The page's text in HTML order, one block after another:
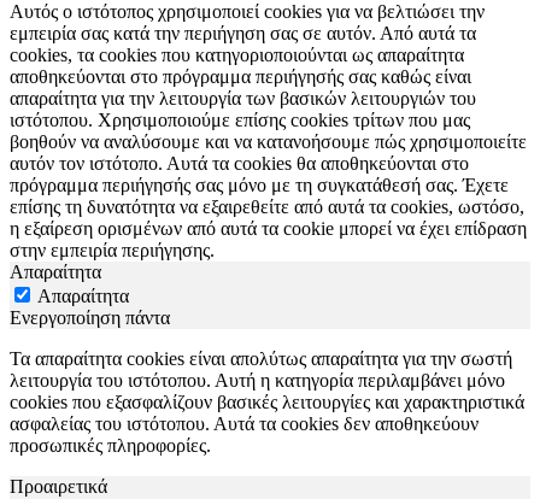
Αυτός ο ιστότοπος χρησιμοποιεί cookies για να βελτιώσει την
εμπειρία σας κατά την περιήγηση σας σε αυτόν. Από αυτά τα
cookies, τα cookies που κατηγοριοποιούνται ως απαραίτητα
αποθηκεύονται στο πρόγραμμα περιήγησής σας καθώς είναι
απαραίτητα για την λειτουργία των βασικών λειτουργιών του
ιστότοπου. Χρησιμοποιούμε επίσης cookies τρίτων που μας
βοηθούν να αναλύσουμε και να κατανοήσουμε πώς χρησιμοποιείτε
αυτόν τον ιστότοπο. Αυτά τα cookies θα αποθηκεύονται στο
πρόγραμμα περιήγησής σας μόνο με τη συγκατάθεσή σας. Έχετε
επίσης τη δυνατότητα να εξαιρεθείτε από αυτά τα cookies, ωστόσο,
η εξαίρεση ορισμένων από αυτά τα cookie μπορεί να έχει επίδραση
στην εμπειρία περιήγησης.
Απαραίτητα
Απαραίτητα
Ενεργοποίηση πάντα
Τα απαραίτητα cookies είναι απολύτως απαραίτητα για την σωστή
λειτουργία του ιστότοπου. Αυτή η κατηγορία περιλαμβάνει μόνο
cookies που εξασφαλίζουν βασικές λειτουργίες και χαρακτηριστικά
ασφαλείας του ιστότοπου. Αυτά τα cookies δεν αποθηκεύουν
προσωπικές πληροφορίες.
Προαιρετικά